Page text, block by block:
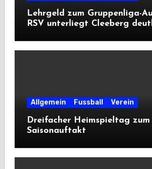
Lehrgeld zum Gruppenliga-
RSV unterliegt Cleeberg
Allgemein Fussball Verein
Dreifacher Heimspieltag zum
Saisonauftakt